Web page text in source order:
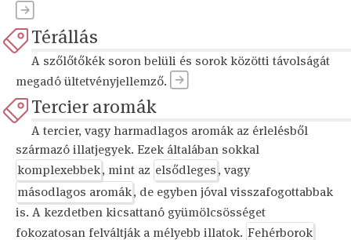
Térállás
A szőlőtőkék soron belüli és sorok közötti távolságát
megadó ültetvényjellemző.
Tercier aromák
A tercier, vagy harmadlagos aromák az érlelésből
származó illatjegyek. Ezek általában sokkal
komplexebbek, mint az elsődleges, vagy
másodlagos aromák, de egyben jóval visszafogottabbak
is. A kezdetben kicsattanó gyümölcsösséget
fokozatosan felváltják a mélyebb illatok. Fehérborok